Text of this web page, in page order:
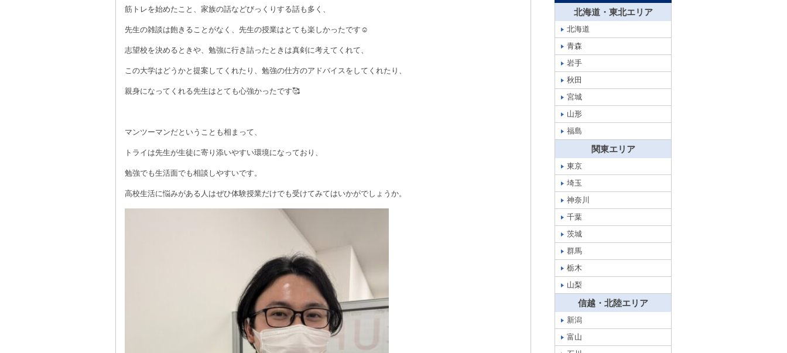
筋トレを始めたこと、家族の話などびっくりする話も多く、
先生の雑談は飽きることがなく、先生の授業はとても楽しかったです☺️
志望校を決めるときや、勉強に行き詰ったときは真剣に考えてくれて、
この大学はどうかと提案してくれたり、勉強の仕方のアドバイスをしてくれたり、
親身になってくれる先生はとても心強かったです🥰
マンツーマンだということも相まって、
トライは先生が生徒に寄り添いやすい環境になっており、
勉強でも生活面でも相談しやすいです。
高校生活に悩みがある人はぜひ体験授業だけでも受けてみてはいかがでしょうか。
北海道・東北エリア
北海道
青森
岩手
秋田
宮城
山形
福島
関東エリア
東京
埼玉
神奈川
千葉
茨城
群馬
栃木
山梨
信越・北陸エリア
新潟
富山